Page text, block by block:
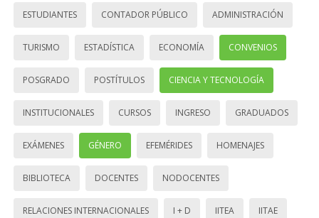
ESTUDIANTES CONTADOR PÚBLICO ADMINISTRACIÓN
TURISMO ESTADÍSTICA ECONOMÍA CONVENIOS
POSGRADO POSTÍTULOS CIENCIA Y TECNOLOGÍA
INSTITUCIONALES CURSOS INGRESO GRADUADOS
EXÁMENES GÉNERO EFEMÉRIDES HOMENAJES
BIBLIOTECA DOCENTES NODOCENTES
RELACIONES INTERNACIONALES I + D IITEA IITAE